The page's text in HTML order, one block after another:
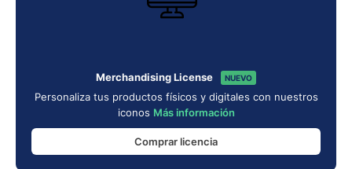
Merchandising License NUEVO
Personaliza tus productos físicos y digitales con nuestros
iconos Más información
Comprar licencia